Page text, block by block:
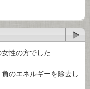
性の方でした
のエネルギーを除去し